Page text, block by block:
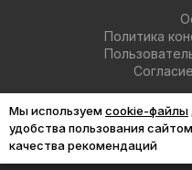
© 2026
Политика
Мы используемcookie-файлы
удобства пользования
качества рекомендаций